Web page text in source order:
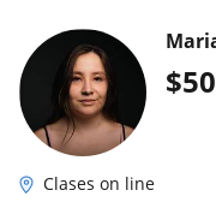
$50
Clases on line